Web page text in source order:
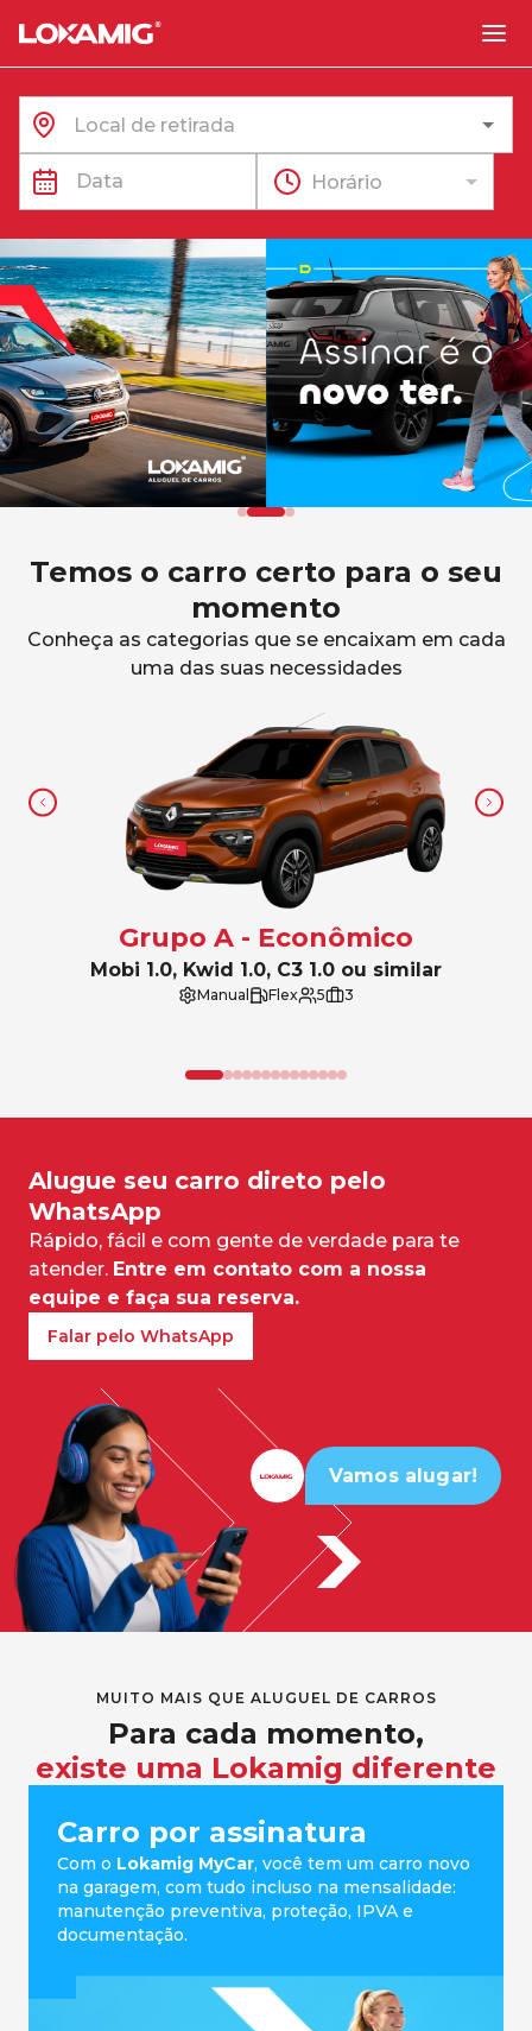
Horário
Temos o carro certo para o seu
momento
Conheça as categorias que se encaixam em cada
uma das suas necessidades
Grupo A - Econômico
Mobi 1.0, Kwid 1.0, C3 1.0 ou similar
Manual Flex 5 3
Alugue seu carro direto pelo
WhatsApp
Rápido, fácil e com gente de verdade para te
atender. Entre em contato com a nossa
equipe e faça sua reserva.
Falar pelo WhatsApp
Vamos alugar!
MUITO MAIS QUE ALUGUEL DE CARROS
Para cada momento,
existe uma Lokamig diferente
Carro por assinatura
Com o Lokamig MyCar, você tem um carro novo
na garagem, com tudo incluso na mensalidade:
manutenção preventiva, proteção, IPVA e
documentação.